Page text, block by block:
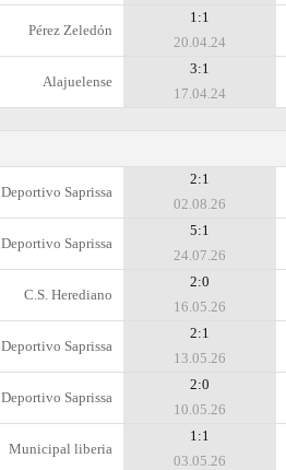
Pérez Zeledón
1:1
20.04.24
Alajuelense
3:1
17.04.24
Deportivo Saprissa
2:1
02.08.26
Deportivo Saprissa
5:1
24.07.26
C.S. Herediano
2:0
16.05.26
Deportivo Saprissa
2:1
13.05.26
Deportivo Saprissa
2:0
10.05.26
Municipal liberia
1:1
03.05.26